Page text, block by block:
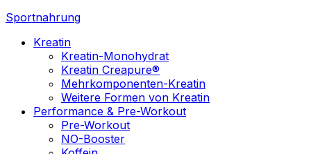
Sportnahrung
Kreatin
Kreatin-Monohydrat
Kreatin Creapure®
Mehrkomponenten-Kreatin
Weitere Formen von Kreatin
Performance & Pre-Workout
Pre-Workout
NO-Booster